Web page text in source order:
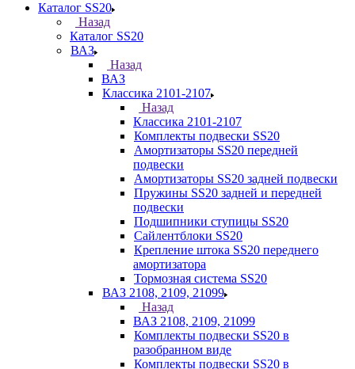
Каталог SS20
Назад
Каталог SS20
ВАЗ
Назад
ВАЗ
Классика 2101-2107
Назад
Классика 2101-2107
Комплекты подвески SS20
Амортизаторы SS20 передней
подвески
Амортизаторы SS20 задней подвески
Пружины SS20 задней и передней
подвески
Подшипники ступицы SS20
Сайлентблоки SS20
Крепление штока SS20 переднего
амортизатора
Тормозная система SS20
ВАЗ 2108, 2109, 21099
Назад
ВАЗ 2108, 2109, 21099
Комплекты подвески SS20 в
разобранном виде
Комплекты подвески SS20 в